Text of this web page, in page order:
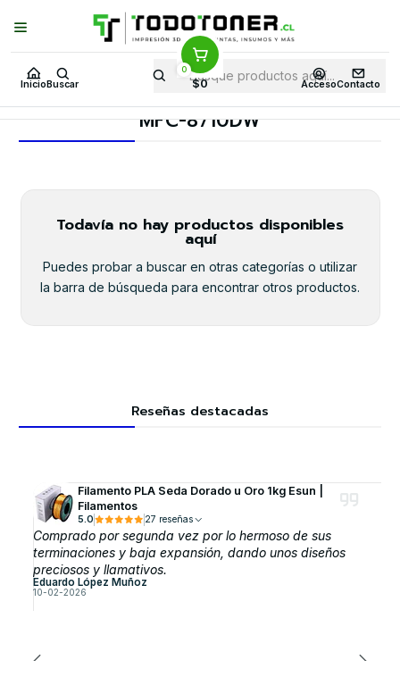
Inicio Buscar
0
$0 AccesoContacto
Puedes Elegir: Comprar enTienda· Despachoa Todo Chile · Retiro en
Tienda en24 Horas
Inicio Toner y tambor Tambor Original BROTHER
Equipos BROTHER MFC-8710DW
MFC-8710DW
Todavía no hay productos disponibles
aquí
Puedes probar a buscar en otras categorías o utilizar
la barra de búsqueda para encontrar otros productos.
Reseñas destacadas
Filamento PLA Seda Dorado u Oro 1kg Esun |
Filamentos
5.0 27 reseñas
Comprado por segunda vez por lo hermoso de sus
terminaciones y baja expansión, dando unos diseños
preciosos y llamativos.
Eduardo López Muñoz
10-02-2026